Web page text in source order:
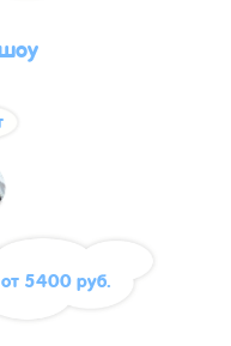
от 5400 руб.